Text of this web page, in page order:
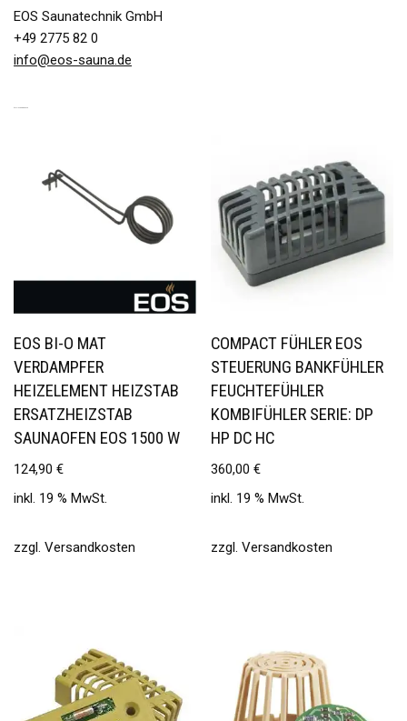
EOS Saunatechnik GmbH
+49 2775 82 0
info@eos-sauna.de
EOS BI-O MAT
VERDAMPFER
HEIZELEMENT HEIZSTAB
ERSATZHEIZSTAB
SAUNAOFEN EOS 1500 W
124,90 €
inkl. 19 % MwSt.
zzgl. Versandkosten
COMPACT FÜHLER EOS
STEUERUNG BANKFÜHLER
FEUCHTEFÜHLER
KOMBIFÜHLER SERIE: DP
HP DC HC
360,00€
inkl. 19 % MwSt.
zzgl.Versandkosten